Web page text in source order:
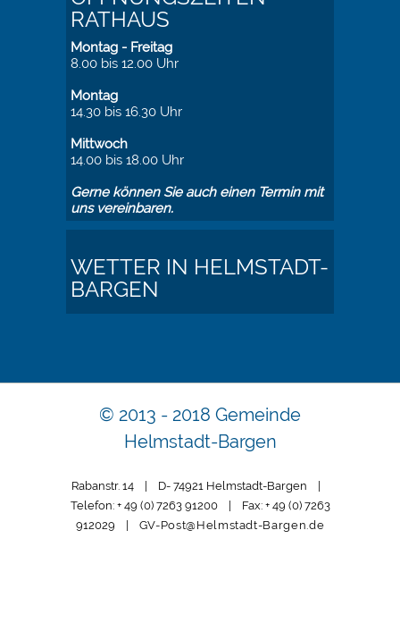
RATHAUS
Montag - Freitag
8.00 bis 12.00 Uhr
Montag
14.30 bis 16.30 Uhr
Mittwoch
14.00 bis 18.00 Uhr
Gerne können Sie auch einen Termin mit
uns vereinbaren.
WETTER IN HELMSTADT-
BARGEN
© 2013 - 2018 Gemeinde
Helmstadt-Bargen
Rabanstr. 14 | D- 74921 Helmstadt-Bargen |
Telefon: + 49 (0) 7263 91200 | Fax: + 49 (0) 7263
912029 | GV-Post@Helmstadt-Bargen.de